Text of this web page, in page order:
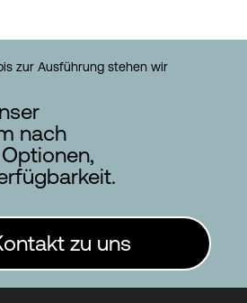
zur Ausführung stehen wir
nach
zu uns